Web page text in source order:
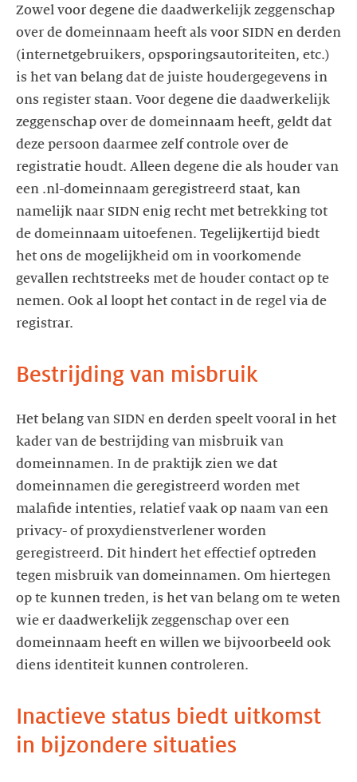
Zowel voor degene die daadwerkelijk zeggenschap
over de domeinnaam heeft als voor SIDN en derden
(internetgebruikers, opsporingsautoriteiten, etc.)
is het van belang dat de juiste houdergegevens in
ons register staan. Voor degene die daadwerkelijk
zeggenschap over de domeinnaam heeft, geldt dat
deze persoon daarmee zelf controle over de
registratie houdt. Alleen degene die als houder van
een .nl-domeinnaam geregistreerd staat, kan
namelijk naar SIDN enig recht met betrekking tot
de domeinnaam uitoefenen. Tegelijkertijd biedt
het ons de mogelijkheid om in voorkomende
gevallen rechtstreeks met de houder contact op te
nemen. Ook al loopt het contact in de regel via de
registrar.
Bestrijding van misbruik
Het belang van SIDN en derden speelt vooral in het
kader van de bestrijding van misbruik van
domeinnamen. In de praktijk zien we dat
domeinnamen die geregistreerd worden met
malafide intenties, relatief vaak op naam van een
privacy- of proxydienstverlener worden
geregistreerd. Dit hindert het effectief optreden
tegen misbruik van domeinnamen. Om hiertegen
op te kunnen treden, is het van belang om te weten
wie er daadwerkelijk zeggenschap over een
domeinnaam heeft en willen we bijvoorbeeld ook
diens identiteit kunnen controleren.
Inactieve status biedt uitkomst
in bijzondere situaties